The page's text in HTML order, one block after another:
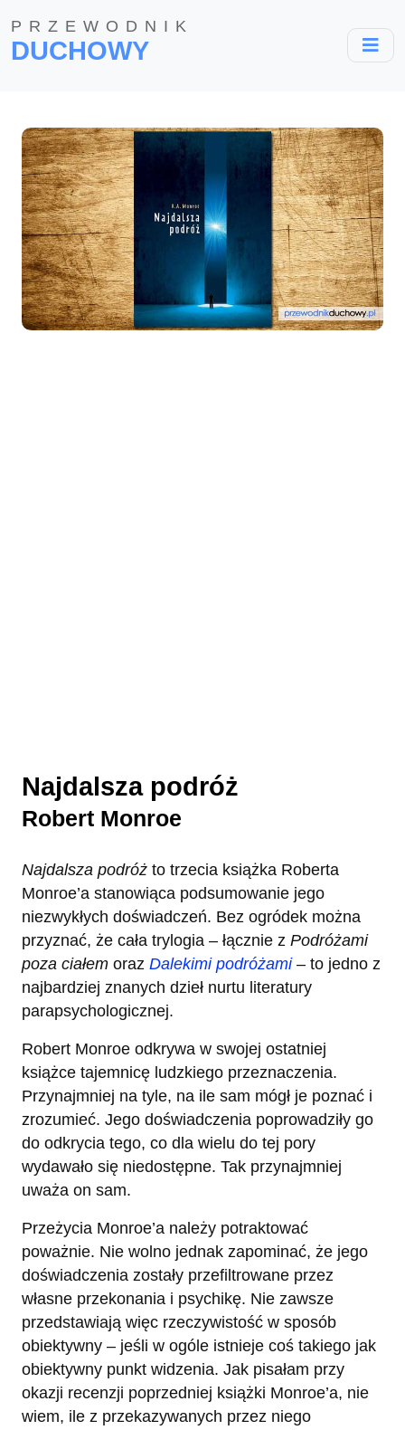
PRZEWODNIK
DUCHOWY
Najdalsza podróż
Robert Monroe
Najdalsza podróż to trzecia książka Roberta
Monroe’a stanowiąca podsumowanie jego
niezwykłych doświadczeń. Bez ogródek można
przyznać, że cała trylogia – łącznie z Podróżami
poza ciałem oraz Dalekimi podróżami– to jedno z
najbardziej znanych dzieł nurtu literatury
parapsychologicznej.
Robert Monroe odkrywa w swojej ostatniej
książce tajemnicę ludzkiego przeznaczenia.
Przynajmniej na tyle, na ile sam mógł je poznać i
zrozumieć. Jego doświadczenia poprowadziły go
do odkrycia tego, co dla wielu do tej pory
wydawało się niedostępne. Tak przynajmniej
uważa on sam.
Przeżycia Monroe’a należy potraktować
poważnie. Nie wolno jednak zapominać, że jego
doświadczenia zostały przefiltrowane przez
własne przekonania i psychikę. Nie zawsze
przedstawiają więc rzeczywistość w sposób
obiektywny – jeśli w ogóle istnieje coś takiego jak
obiektywny punkt widzenia. Jak pisałam przy
okazji recenzji poprzedniej książki Monroe’a, nie
wiem, ile z przekazywanych przez niego